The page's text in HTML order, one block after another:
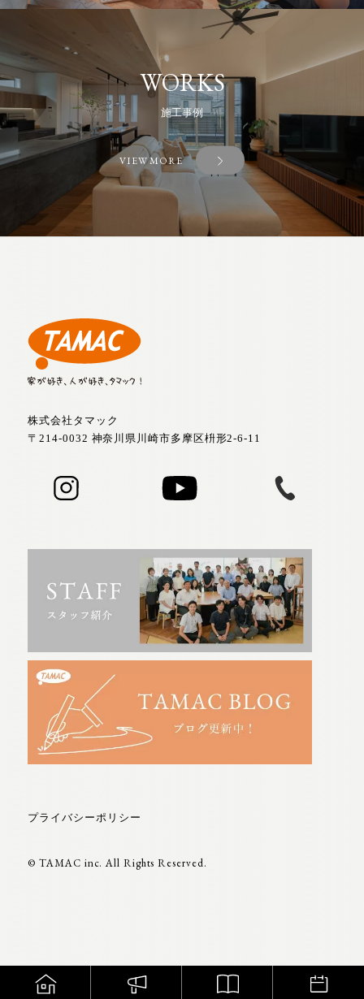
WORKS
施工事例
VIEW MORE
株式会社タマック
〒214-0032 神奈川県川崎市多摩区枡形2-6-11
プライバシーポリシー
© TAMAC inc. All Rights Reserved.